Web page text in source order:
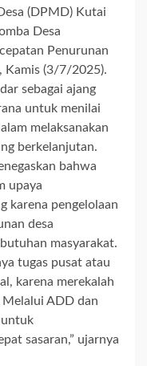
(DPMD) Kutai
Desa
Penurunan
Kamis (3/7/2025).
sebagai ajang
untuk menilai
melaksanakan
berkelanjutan.
bahwa
upaya
karena pengelolaan
desa
masyarakat.
tugas pusat atau
karena merekalah
ADD dan
untuk
sasaran,” ujarnya